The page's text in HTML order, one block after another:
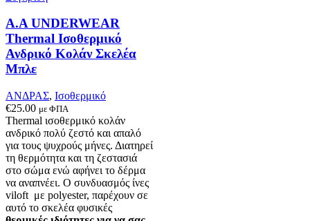
επιλεγούν
στη
σελίδα
του
Α.A UNDERWEAR
Thermal Ισοθερμικό
Ανδρικό Κολάν Σκελέα
Μπλε
ΑΝΔΡΑΣ, Ισοθερμικό
€25.00 με ΦΠΑ
Thermal ισοθερμικό κολάν
ανδρικό πολύ ζεστό και απαλό
για τους ψυχρούς μήνες. Διατηρεί
τη θερμότητα και τη ζεστασιά
στο σώμα ενώ αφήνει το δέρμα
να αναπνέει. Ο συνδυασμός ίνες
viloft με polyester, παρέχουν σε
αυτό το σκελέα φυσικές